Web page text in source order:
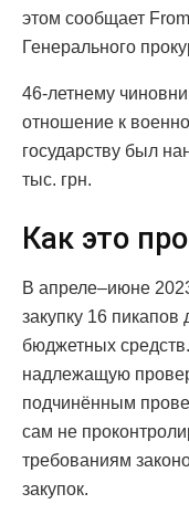
этом сообщает
Генерального
46-летнему
отношение к
государству был
тыс. грн.
Как это
В апреле–июне
закупку 16
бюджетных
надлежащую
подчинённым
сам не
требованиям
закупок.